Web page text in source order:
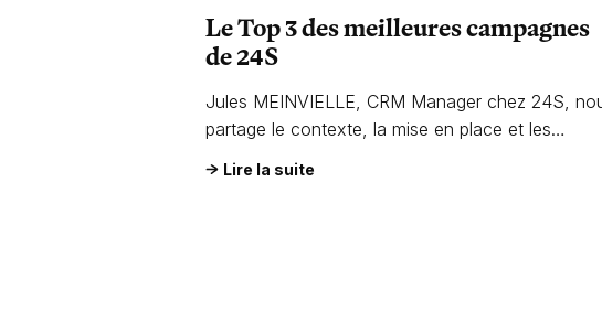
Le Top 3 des meilleures campagnes
de 24S
Jules MEINVIELLE, CRM Manager chez 24S,
partage le contexte, la mise en place et les
Lire la suite